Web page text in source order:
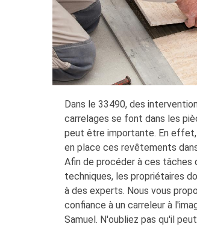
Dans le 33490, des
carrelages se font dans les
peut être importante. En
en place ces revêtements
Afin de procéder à ces tâches
techniques, les propriétaires
à des experts. Nous vous
confiance à un carreleur à
Samuel. N'oubliez pas qu'il